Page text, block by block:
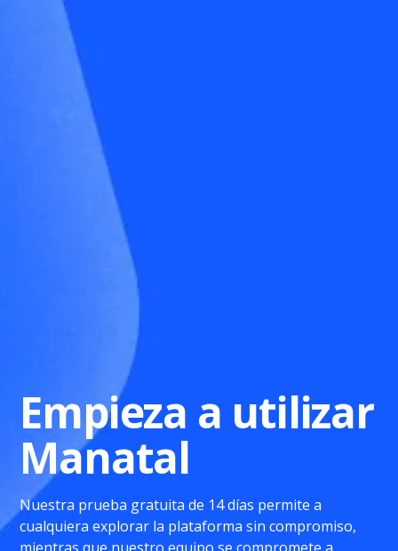
Empieza a utilizar
Manatal
Nuestra prueba gratuita de 14 días permite a
cualquiera explorar la plataforma sin compromiso,